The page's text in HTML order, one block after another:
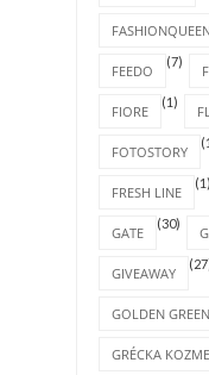
FEEDO
(7)
FIORE
(1)
FOTOSTORY
FRESH LINE
(1)
GATE
(30)
GIVEAWAY
GOLDEN GREEN
GRÉCKA